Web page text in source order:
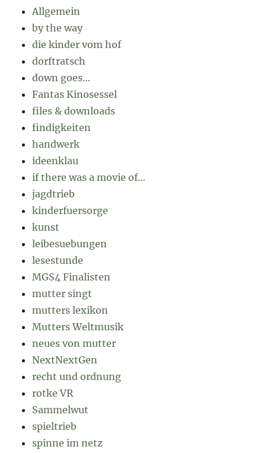
Allgemein
by the way
die kinder vom hof
dorftratsch
down goes…
Fantas Kinosessel
files & downloads
findigkeiten
handwerk
ideenklau
if there was a movie of…
jagdtrieb
kinderfuersorge
kunst
leibesuebungen
lesestunde
MGS4 Finalisten
mutter singt
mutters lexikon
Mutters Weltmusik
neues von mutter
NextNextGen
recht und ordnung
rotke VR
Sammelwut
spieltrieb
spinne im netz